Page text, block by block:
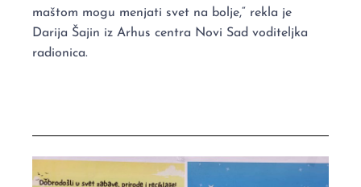
maštom mogu menjati svet na bolje,“ rekla je
Darija Šajin iz Arhus centra Novi Sad voditeljka
radionica.